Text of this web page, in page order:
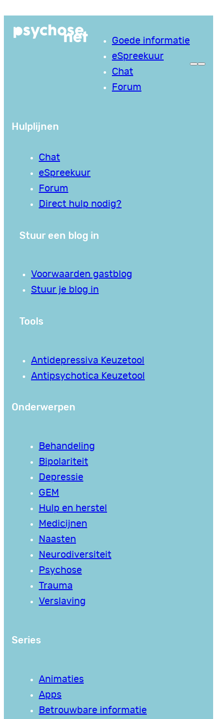
naar
Goede informatie
eSpreekuur
Chat
Forum
Hulplijnen
Chat
eSpreekuur
Forum
Direct hulp nodig?
Stuur een blog in
Voorwaarden gastblog
Stuur je blog in
Tools
Antidepressiva Keuzetool
Antipsychotica Keuzetool
Onderwerpen
Behandeling
Bipolariteit
Depressie
GEM
Hulp en herstel
Medicijnen
Naasten
Neurodiversiteit
Psychose
Trauma
Verslaving
Series
Animaties
Apps
Betrouwbare informatie